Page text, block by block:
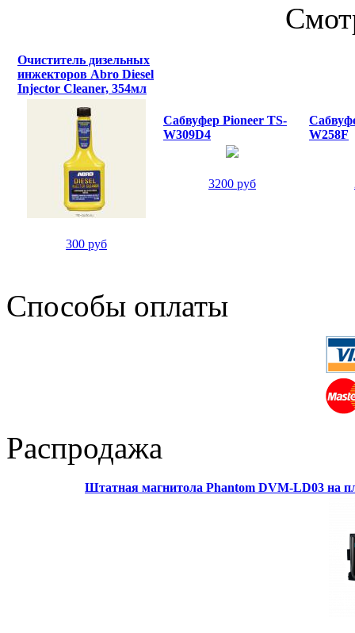
Очиститель дизельных
инжекторов Abro Diesel
Injector Cleaner, 354мл
300 руб
Сабвуфер Pioneer TS-
W309D4
3200 руб
W258F
Способы оплаты
Распродажа
Штатная магнитола Phantom DVM-LD03 на